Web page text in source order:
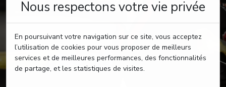
Nous respectons votre vie privée
En poursuivant votre navigation sur ce site, vous acceptez
l’utilisation de cookies pour vous proposer de meilleurs
services et de meilleures performances, des fonctionnalités
de partage, et les statistiques de visites.